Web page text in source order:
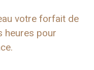
votre forfait de
heures pour